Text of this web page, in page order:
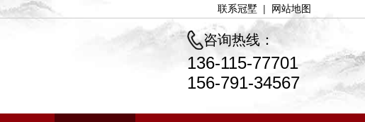
联系冠墅 | 网站地图
咨询热线：
136-115-77701
156-791-34567